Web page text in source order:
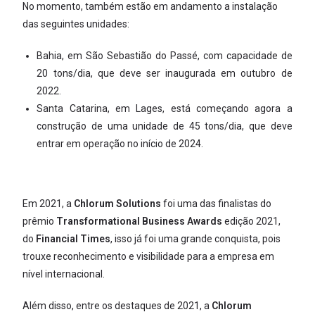
No momento, também estão em andamento a instalação
das seguintes unidades:
Bahia, em São Sebastião do Passé, com capacidade de
20 tons/dia, que deve ser inaugurada em outubro de
2022.
Santa Catarina, em Lages, está começando agora a
construção de uma unidade de 45 tons/dia, que deve
entrar em operação no início de 2024.
Em 2021, a Chlorum Solutions foi uma das finalistas do
prêmio Transformational Business Awards edição 2021,
do Financial Times, isso já foi uma grande conquista, pois
trouxe reconhecimento e visibilidade para a empresa em
nível internacional.
Além disso, entre os destaques de 2021, a Chlorum